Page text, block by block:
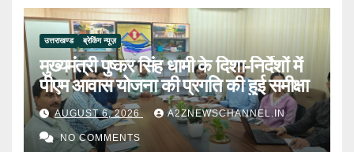
उत्तराखण्ड ब्रेकिंग न्यूज़
मुख्यमंत्री पुष्कर सिंह धामी के दिशा-निर्देशों में
पीएम आवास योजना की प्रगति की हुई समीक्षा
AUGUST 6, 2026 A2ZNEWSCHANNEL.IN
NO COMMENTS